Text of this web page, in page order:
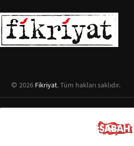
2026 Fikriyat. Tüm hakları saklıdır.